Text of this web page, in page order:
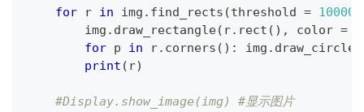
for r in img . find_rects (threshold = 10000
        img
. draw_rectangle( r. rect ( ) , color =
for p in r. corners ( ) : img . draw_circle
print ( r)
#Display.show_image(img) #显示图片